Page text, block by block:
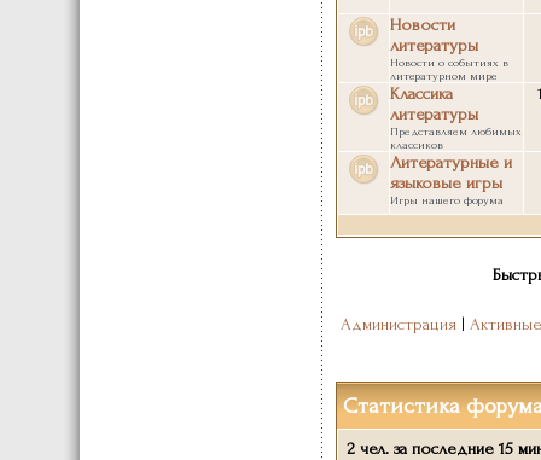
Новости
литературы
Новости о событиях в
литературном мире
Классика
литературы
Представляем любимых
классиков
Литературные и
языковые игры
Игры нашего форума
Администрация |
Статистика
2 чел. за последние 15